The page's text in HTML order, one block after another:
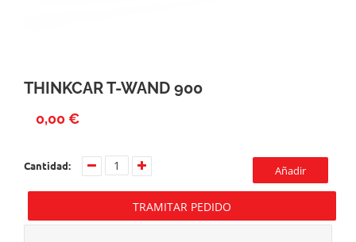
THINKCAR T-WAND 900
0,00 €
Cantidad: Añadir
TRAMITAR PEDIDO